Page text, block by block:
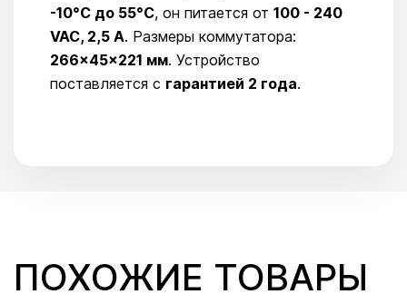
-10°C до 55°C, он питается от 100 - 240
VAC, 2,5 A. Размеры коммутатора:
266×45×221 мм. Устройство
поставляется с гарантией 2 года.
ПОХОЖИЕ ТОВАРЫ